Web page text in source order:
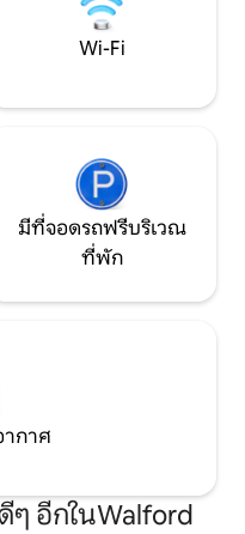
คนบน
กต่าง
บทารก
กเล็ก
ยง
วใช้
ช่องแช่
นังสอง
Yat Rock
Wi-Fi
มีที่จอดรถฟรีบริเวณ
ที่พัก
ากาศ
อีกในWalford